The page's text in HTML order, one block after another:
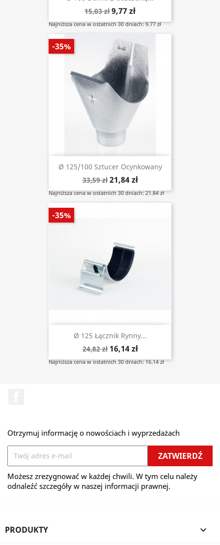
15,03 zł 9,77 zł
Najniższa cena w ostatnich 30 dniach: 9.77 zł
Ø 125/100 Sztucer Ocynkowany
33,59 zł 21,84 zł
Najniższa cena w ostatnich 30 dniach: 21.84 zł
-35%
Ø 125 Łącznik Rynny...
24,82 zł 16,14 zł
Najniższa cena w ostatnich 30 dniach: 16.14 zł
-35%
Otrzymuj informację o nowościach i wyprzedażach
Możesz zrezygnować w każdej chwili. W tym celu należy
odnaleźć szczegóły w naszej informacji prawnej.
PRODUKTY 